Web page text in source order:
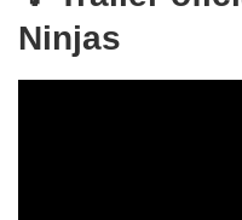
Ninjas